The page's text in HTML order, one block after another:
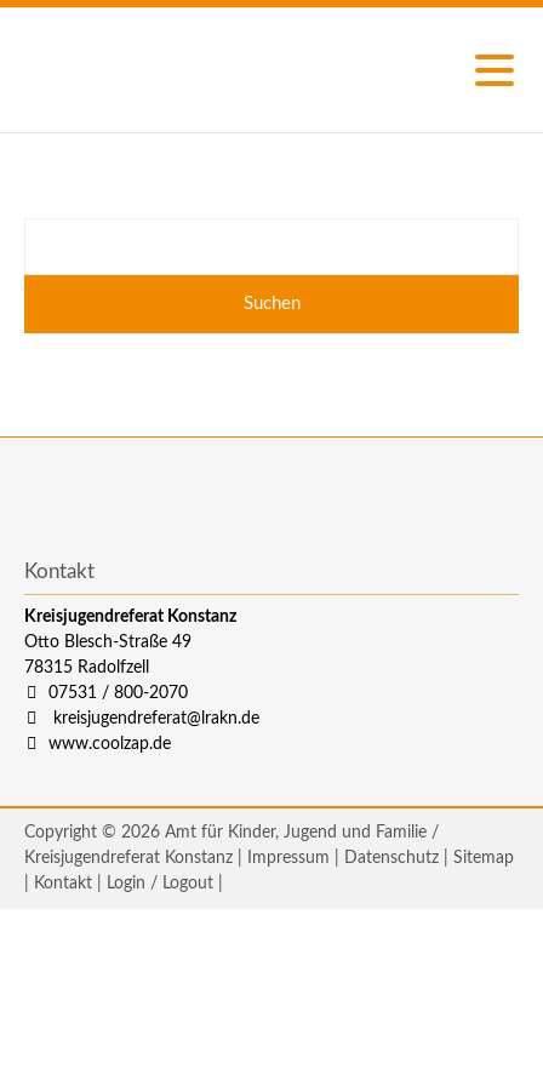
Suchen
Kontakt
Kreisjugendreferat Konstanz
Otto Blesch-Straße 49
78315 Radolfzell
07531 / 800-2070
kreisjugendreferat@lrakn.de
www.coolzap.de
Copyright © 2026 Amt für Kinder, Jugend und Familie /
Kreisjugendreferat Konstanz |
Impressum Datenschutz
Sitemap
Kontakt Login / Logout